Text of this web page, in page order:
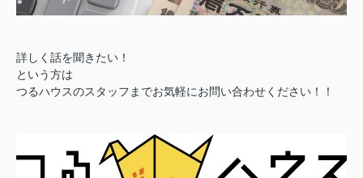
詳しく話を聞きたい！
という方は
つるハウスのスタッフまでお気軽にお問い合わせください！！